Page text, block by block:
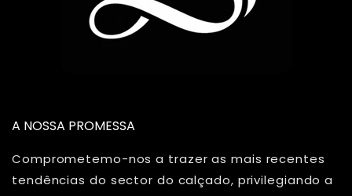
A NOSSA PROMESSA
Comprometemo-nos a trazer as mais recentes
tendências do sector do calçado, privilegiando a